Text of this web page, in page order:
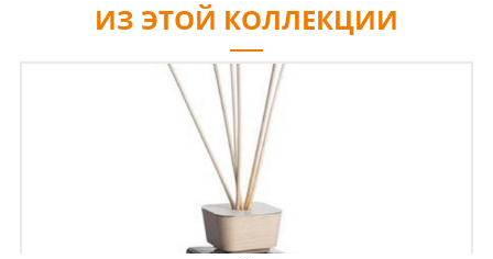
ИЗ ЭТОЙ КОЛЛЕКЦИИ